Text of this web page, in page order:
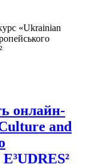
«Ukrainian
онлайн-
and